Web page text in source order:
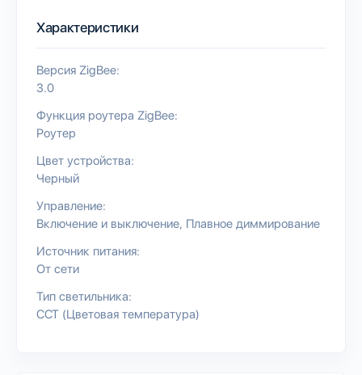
Характеристики
Версия ZigBee:
3.0
Функция роутера ZigBee:
Роутер
Цвет устройства:
Черный
Управление:
Включение и выключение Плавное диммирование
Источник питания:
От сети
Тип светильника:
CCT (Цветовая температура)